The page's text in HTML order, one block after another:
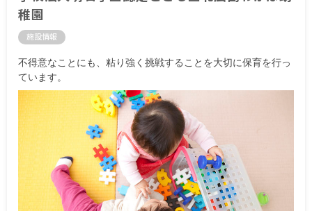
稚園
施設情報
不得意なことにも、粘り強く挑戦することを大切に保育を行っ
ています。